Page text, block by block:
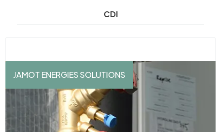
CDI
JAMOT ENERGIES SOLUTIONS